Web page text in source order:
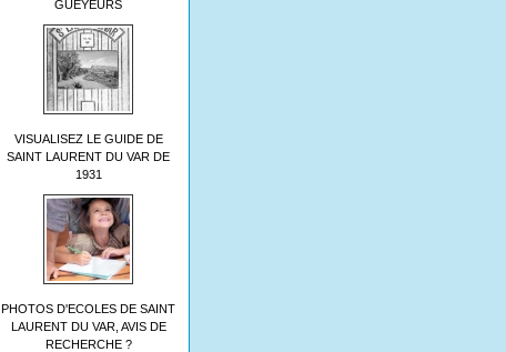
GUEYEURS
VISUALISEZ LE GUIDE DE
SAINT LAURENT DU VAR DE
1931
PHOTOS D'ECOLES DE SAINT
LAURENT DU VAR, AVIS DE
RECHERCHE ?